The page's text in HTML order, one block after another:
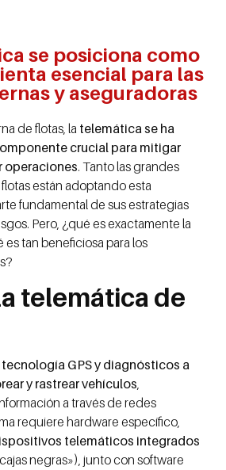
se posiciona como
esencial para las
y aseguradoras
de flotas, la telemática se ha
crucial para mitigar
operaciones. Tanto las grandes
están adoptando esta
fundamental de sus estrategias
Pero, ¿qué es exactamente la
tan beneficiosa para los
telemática de
tecnología GPS y diagnósticos a
y rastrear vehículos,
a través de redes
requiere hardware específico,
telemáticos integrados
negras»), junto con software